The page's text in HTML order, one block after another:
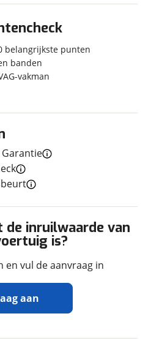
Caravan
Occasion
1.100 kg
1.500 kg
Middenkeuken
Treinzit
2
Garantie
inruilwaarde van
is?
en vul de aanvraag in
aan
belangrijkste punten
banden
vakman